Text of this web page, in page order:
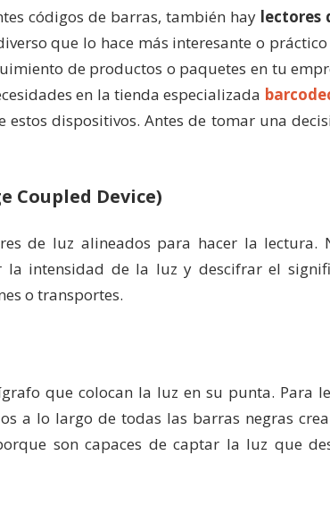
códigos de barras, también hay lectores
que lo hace más interesante o
de productos o paquetes en tu
en la tienda especializada
estos dispositivos. Antes de tomar una
Coupled Device)
de luz alineados para hacer la lectura.
intensidad de la luz y descifrar el
o transportes.
que colocan la luz en su punta. Para
a lo largo de todas las barras negras
son capaces de captar la luz que